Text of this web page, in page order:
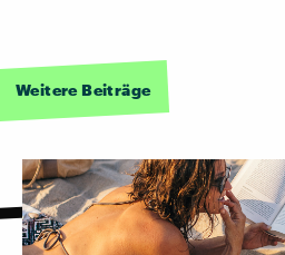
Weitere Beiträge